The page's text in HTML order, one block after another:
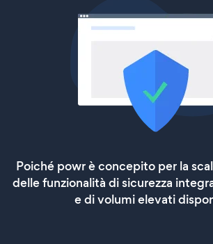
Poiché powr è concepito per la
delle funzionalità di sicurezza
e di volumi elevati